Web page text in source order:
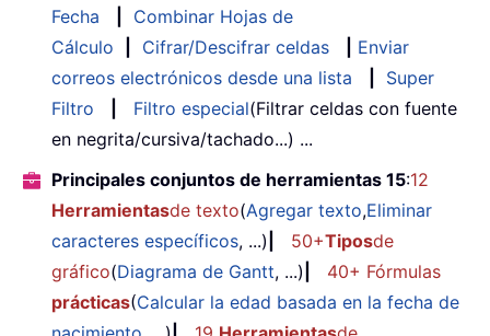
Fecha
Combinar Hojas de
Cálculo
Cifrar/Descifrar celdas
Enviar
correos electrónicos desde una lista
Super
Filtro
Filtro especial(Filtrar celdas con fuente
en negrita/cursiva/tachado...) ...
Principales conjuntos de herramientas 15:12
Herramientasde texto(Agregar texto,Eliminar
caracteres específicos, ...) 50+Tiposde
gráfico(Diagrama de Gantt, ...)
40+ Fórmulas
prácticas(Calcular la edad basada en la fecha de